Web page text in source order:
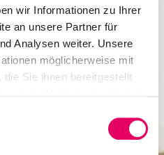
wir Informationen zu Ihrer
an unsere Partner für
Analysen weiter. Unsere
möglicherweise mit
Sie ihnen bereitgestellt